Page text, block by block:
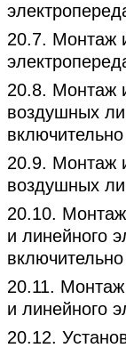
20.7. Монтаж
20.8. Монтаж
воздушных
включительно
20.9. Монтаж
воздушных
20.10.
и линейного
включительно
20.11.
и линейного
20.12.